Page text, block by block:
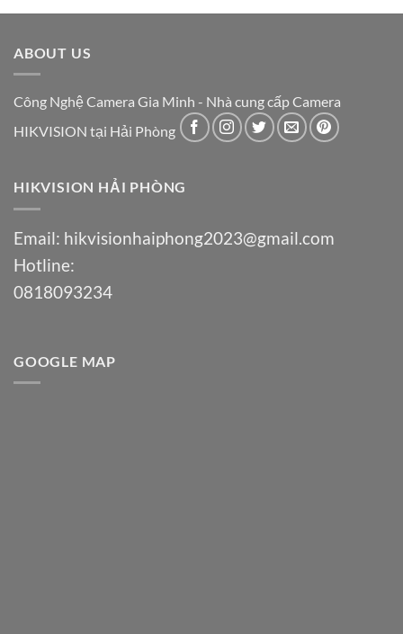
ABOUT US
Công Nghệ Camera Gia Minh - Nhà cung cấp Camera
HIKVISION tại Hải Phòng
HIKVISION HẢI PHÒNG
Email: hikvisionhaiphong2023@gmail.com
Hotline:
0818093234
GOOGLE MAP